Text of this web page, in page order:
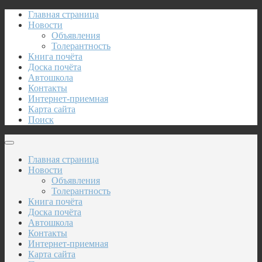
Главная страница
Новости
Объявления
Толерантность
Книга почёта
Доска почёта
Автошкола
Контакты
Интернет-приемная
Карта сайта
Поиск
Главная страница
Новости
Объявления
Толерантность
Книга почёта
Доска почёта
Автошкола
Контакты
Интернет-приемная
Карта сайта